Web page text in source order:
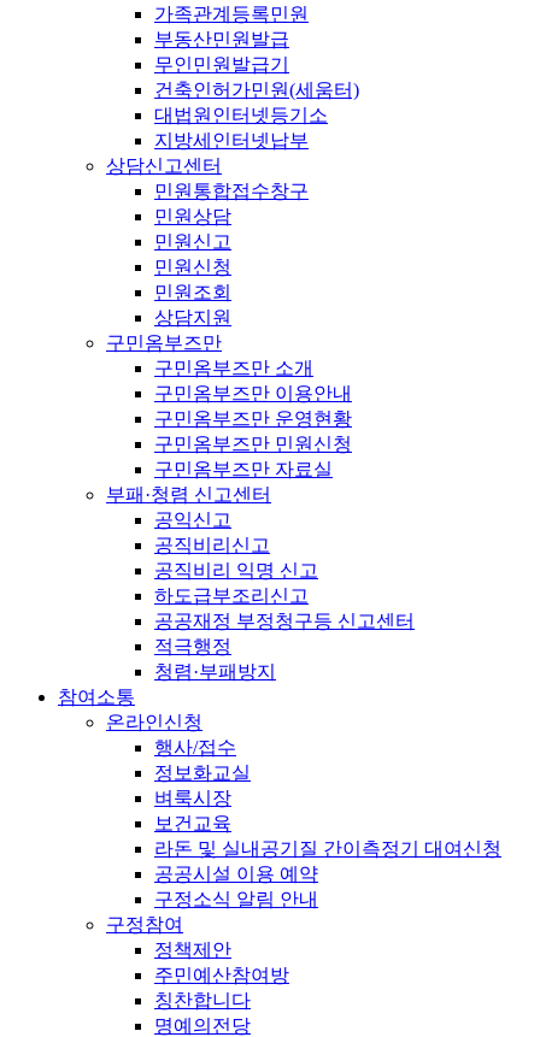
가족관계등록민원
부동산민원발급
무인민원발급기
건축인허가민원(세움터)
대법원인터넷등기소
지방세인터넷납부
상담신고센터
민원통합접수창구
민원상담
민원신고
민원신청
민원조회
상담지원
구민옴부즈만
구민옴부즈만 소개
구민옴부즈만 이용안내
구민옴부즈만 운영현황
구민옴부즈만 민원신청
구민옴부즈만 자료실
부패·청렴 신고센터
공익신고
공직비리신고
공직비리 익명 신고
하도급부조리신고
공공재정 부정청구등 신고센터
적극행정
청렴·부패방지
참여소통
온라인신청
행사/접수
정보화교실
벼룩시장
보건교육
라돈 및 실내공기질 간이측정기 대여신청
공공시설 이용 예약
구정소식 알림 안내
구정참여
정책제안
주민예산참여방
칭찬합니다
명예의전당